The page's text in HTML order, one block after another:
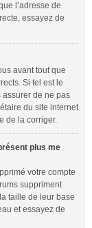
l’adresse de
essayez de
avant tout que
Si tel est le
assurer de ne pas
du site internet
de la corriger.
plus me
votre compte
suppriment
taille de leur base
et essayez de